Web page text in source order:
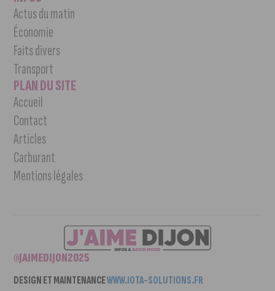
Actus du matin
Économie
Faits divers
Transport
PLAN DU SITE
Accueil
Contact
Articles
Carburant
Mentions légales
©JAIMEDIJON2025
DESIGN ET MAINTENANCEWWW.IOTA-SOLUTIONS.FR